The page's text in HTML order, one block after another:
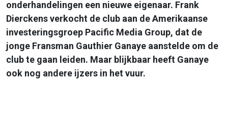
onderhandelingen een nieuwe eigenaar. Frank
Dierckens verkocht de club aan de Amerikaanse
investeringsgroep Pacific Media Group, dat de
jonge Fransman Gauthier Ganaye aanstelde om de
club te gaan leiden. Maar blijkbaar heeft Ganaye
ook nog andere ijzers in het vuur.